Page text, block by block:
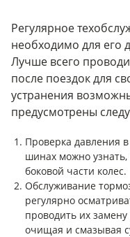
Регулярное
необходимо для его
Лучше всего
после поездок для
устранения
предусмотрены
Проверка давления
шинах можно
боковой части колес.
Обслуживание
регулярно
проводить их
очищая и смазывая